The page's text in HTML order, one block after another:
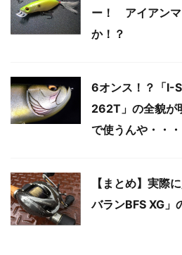
ー！ アイアンマ
か！？
6オンス！？「I-
262T」の全貌が
で使うんや・・・
【まとめ】実際
バランBFS XG」